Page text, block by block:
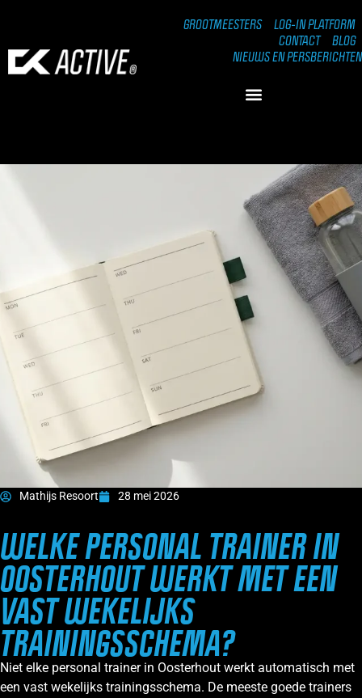
GROOTMEESTERS
LOG-IN PLATFORM
CONTACT
BLOG
NIEUWS EN PERSBERICHTEN
Mathijs Resoort 28 mei 2026
WELKE PERSONAL TRAINER IN
OOSTERHOUT WERKT MET EEN
VAST WEKELIJKS
TRAININGSSCHEMA?
Niet elke personal trainer in Oosterhout werkt automatisch met
een vast wekelijks trainingsschema. De meeste goede trainers